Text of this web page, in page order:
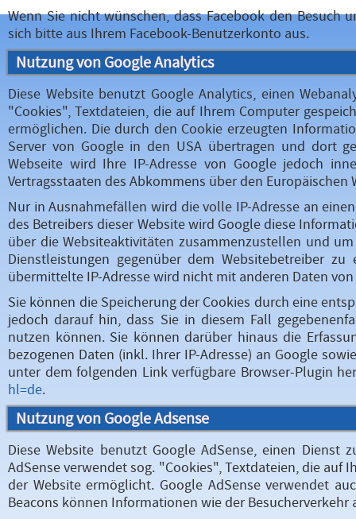
Wenn Sie nicht wünschen, dass Facebook den Besuch
sich bitte aus Ihrem Facebook-Benutzerkonto aus.
Nutzung von Google Analytics
Diese Website benutzt Google Analytics, einen
"Cookies", Textdateien, die auf Ihrem Computer
ermöglichen. Die durch den Cookie erzeugten
Server von Google in den USA übertragen und dort
Webseite wird Ihre IP-Adresse von Google jedoch
Vertragsstaaten des Abkommens über den
Nur in Ausnahmefällen wird die volle IP-Adresse an
des Betreibers dieser Website wird Google diese
über die Websiteaktivitäten zusammenzustellen und
Dienstleistungen gegenüber dem Websitebetreiber
übermittelte IP-Adresse wird nicht mit anderen Daten
Sie können die Speicherung der Cookies durch eine
jedoch darauf hin, dass Sie in diesem Fall
nutzen können. Sie können darüber hinaus die
bezogenen Daten (inkl. Ihrer IP-Adresse) an Google
unter dem folgenden Link verfügbare Browser-Plugin
hl=de.
Nutzung von Google Adsense
Diese Website benutzt Google AdSense, einen Dienst
AdSense verwendet sog. "Cookies", Textdateien, die auf
der Website ermöglicht. Google AdSense verwendet
Beacons können Informationen wie der